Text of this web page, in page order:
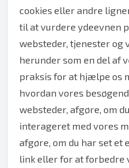
cookies eller andre
til at vurdere ydeevnen
websteder, tjenester og
herunder som en del af
praksis for at hjælpe os
hvordan vores
websteder, afgøre, om
interageret med vores
afgøre, om du har set et
link eller for at forbedre